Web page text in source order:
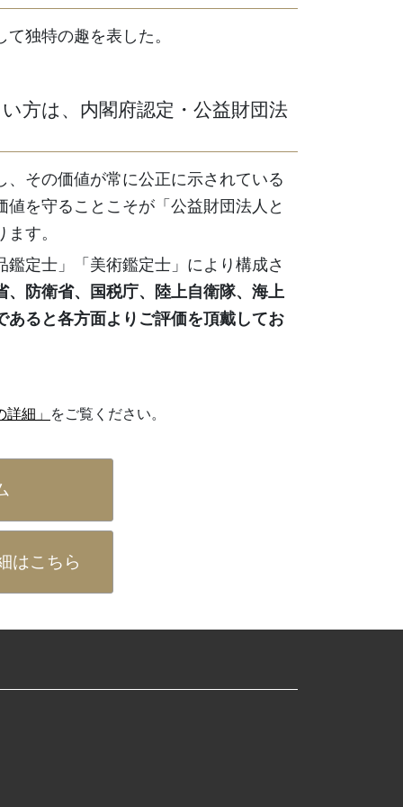
独特の趣を表した。
方は、内閣府認定・公益財団法
その価値が常に公正に示されている
を守ることこそが「公益財団法人と
す。
定士」「美術鑑定士」により構成さ
防衛省、国税庁、陸上自衛隊、海上
ると各方面よりご評価を頂戴してお
細」 をご覧ください。
はこちら